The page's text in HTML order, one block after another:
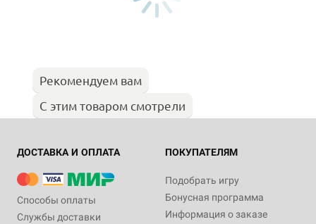
Рекомендуем вам
С этим товаром смотрели
ДОСТАВКА И ОПЛАТА
Способы оплаты
Службы доставки
ПОКУПАТЕЛЯМ
Подобрать игру
Бонусная программа
Информация о заказе